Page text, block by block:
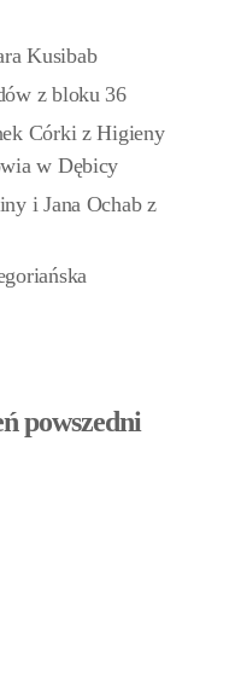
Kusibab
z bloku 36
Córki z Higieny
w Dębicy
i Jana Ochab z
powszedni